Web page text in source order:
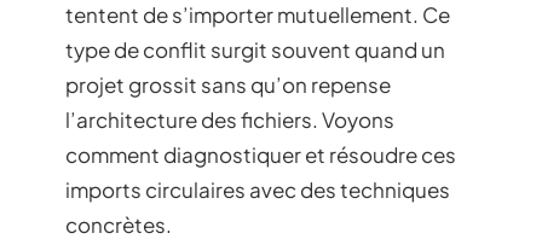
tentent de s’importer mutuellement. Ce
type de conflit surgit souvent quand un
projet grossit sans qu’on repense
l’architecture des fichiers. Voyons
comment diagnostiquer et résoudre ces
imports circulaires avec des techniques
concrètes.